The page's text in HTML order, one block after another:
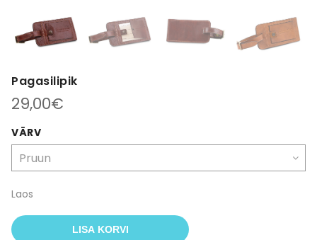
Pagasilipik
29,00€
VÄRV
Laos
LISA KORVI